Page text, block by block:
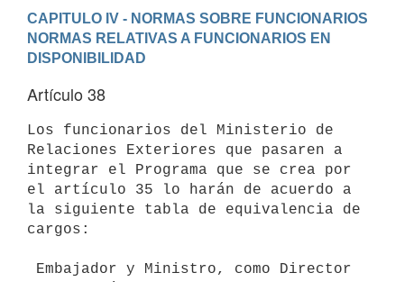
CAPITULO IV - NORMAS SOBRE FUNCIONARIOS
NORMAS RELATIVAS A FUNCIONARIOS EN
DISPONIBILIDAD
Artículo 38
Los funcionarios del Ministerio de
Relaciones Exteriores que pasaren a
integrar el Programa que se crea por
el artículo 35 lo harán de acuerdo a
la siguiente tabla de equivalencia de
cargos: